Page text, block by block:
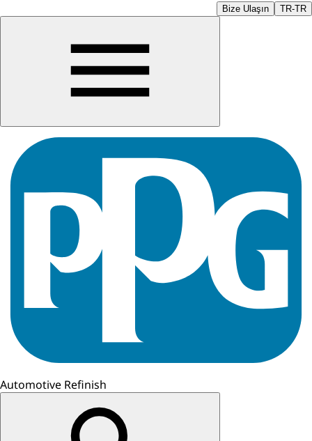
Bize Ulaşın TR-TR
Automotive Refinish